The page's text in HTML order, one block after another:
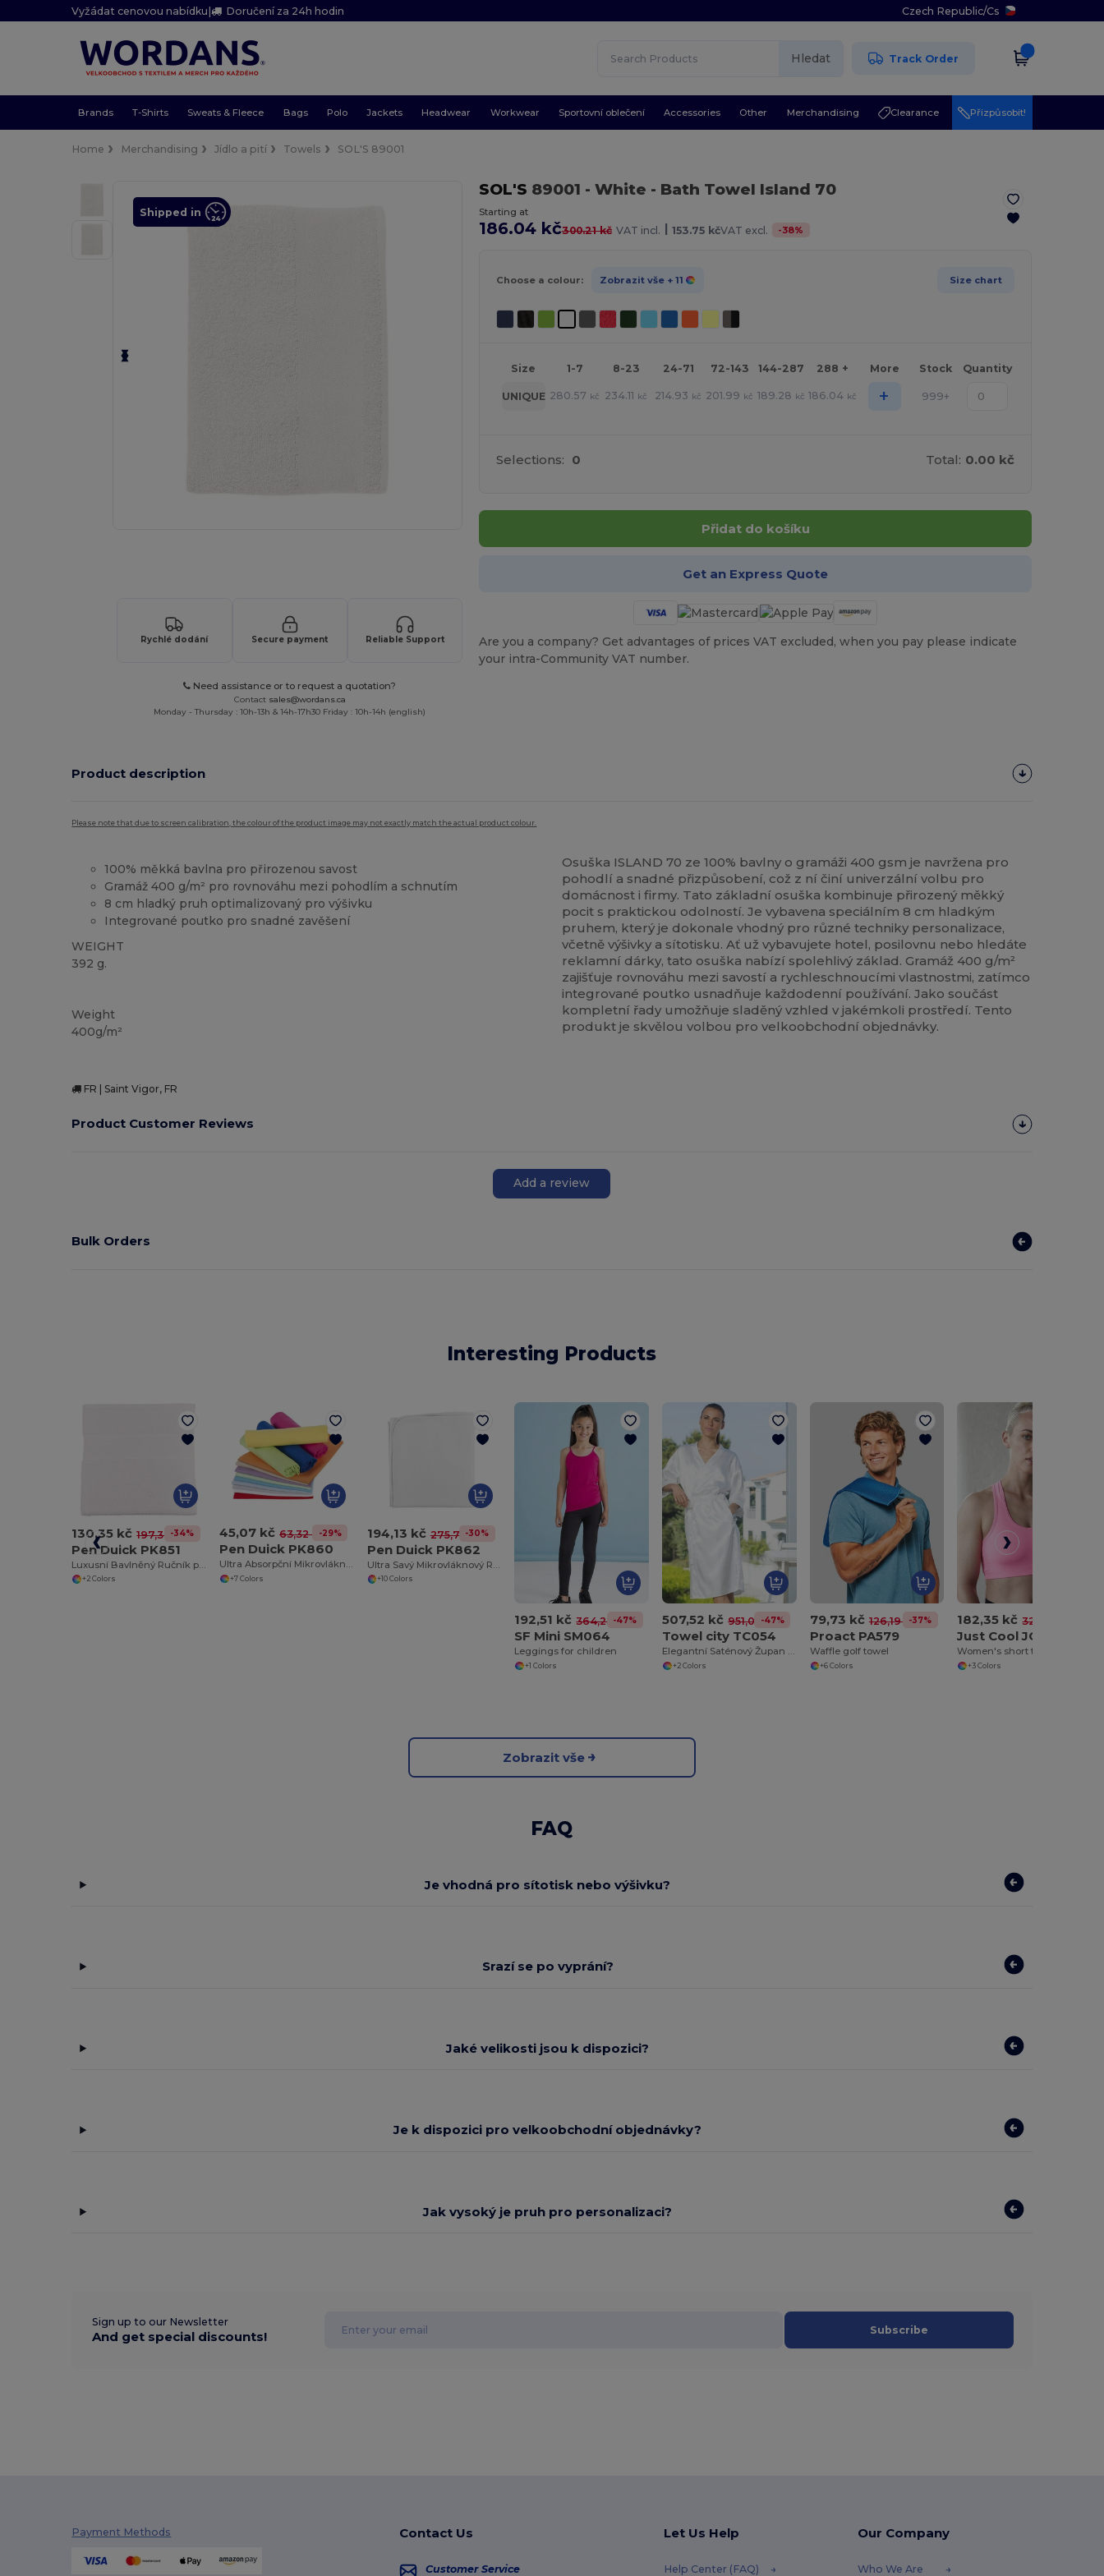
Vyžádat cenovou nabídku| Doručení za 24h hodin Czech Republic/Cs
Hledat Track Order
Brands T-Shirts Sweats & Fleece Bags Polo Jackets Headwear Workwear Sportovní oblečení Accessories Other Merchandising Clearance Přizpůsobit!
Home Merchandising Jídlo a pití Towels SOL'S 89001
Shipped in
Rychlé dodání Secure payment Reliable Support
Need assistance or to request a quotation?
Contact sales@wordans.ca
Monday - Thursday : 10h-13h & 14h-17h30 Friday : 10h-14h (english)
SOL'S 89001 - White - Bath Towel Island 70
Starting at
186.04 kč300.21 kč VAT incl. | 153.75 kčVAT excl. -38%
Choose a colour: Zobrazit vše + 11 Size chart
Size 1-7 8-23 24-71 72-143 144-287 288 + More Stock Quantity
UNIQUE 280.57 kč 234.11 kč 214.93 kč 201.99 kč 189.28 kč 186.04 kč + 999+
Selections: 0 Total: 0.00 kč
Přidat do košíku
Get an Express Quote
Are you a company? Get advantages of prices VAT excluded, when you pay please indicate
your intra-Community VAT number.
Product description
Please note that due to screen calibration, the colour of the product image may not exactly match the actual product colour.
100% měkká bavlna pro přirozenou savost
Gramáž 400 g/m² pro rovnováhu mezi pohodlím a schnutím
8 cm hladký pruh optimalizovaný pro výšivku
Integrované poutko pro snadné zavěšení
WEIGHT
392 g.
Weight
400g/m²
Osuška ISLAND 70 ze 100% bavlny o gramáži 400 gsm je navržena pro
pohodlí a snadné přizpůsobení, což z ní činí univerzální volbu pro
domácnost i firmy. Tato základní osuška kombinuje přirozený měkký
pocit s praktickou odolností. Je vybavena speciálním 8 cm hladkým
pruhem, který je dokonale vhodný pro různé techniky personalizace,
včetně výšivky a sítotisku. Ať už vybavujete hotel, posilovnu nebo hledáte
reklamní dárky, tato osuška nabízí spolehlivý základ. Gramáž 400 g/m²
zajišťuje rovnováhu mezi savostí a rychleschnoucími vlastnostmi, zatímco
integrované poutko usnadňuje každodenní používání. Jako součást
kompletní řady umožňuje sladěný vzhled v jakémkoli prostředí. Tento
produkt je skvělou volbou pro velkoobchodní objednávky.
FR | Saint Vigor, FR
Product Customer Reviews
Add a review
Bulk Orders
Interesting Products
130,35 kč 197,37 kč
-34%
Pen Duick PK851
+2 Colors
45,07 kč 63,32 kč-29%
Pen Duick PK860
Ultra Absorpční Mikrovláknový Ručník Pen Duick
+7 Colors
194,13 kč 275,71 kč-30%
Pen Duick PK862
+10 Colors
192,51 kč 364,23 kč
-47%
SF Mini SM064
Leggings for children
+1 Colors
507,52 kč 951,02 kč
-47%
Towel city TC054
Elegantní Saténový Župan Towel City
+2 Colors
79,73 kč 126,19 kč-37%
Proact PA579
Waffle golf towel
+6 Colors
182,35 kč 321,24 kč
Just Cool JC017
Women's short tank top
+3 Colors
Zobrazit vše
FAQ
Je vhodná pro sítotisk nebo výšivku?
Srazí se po vyprání?
Jaké velikosti jsou k dispozici?
Je k dispozici pro velkoobchodní objednávky?
Jak vysoký je pruh pro personalizaci?
Sign up to our Newsletter
And get special discounts! Subscribe
Payment Methods Contact Us
Customer Service
Let Us Help
Help Center (FAQ)
Our Company
Who We Are